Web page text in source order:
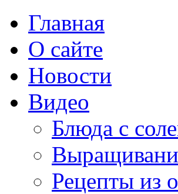
Главная
О сайте
Новости
Видео
Блюда с
Рецепты из